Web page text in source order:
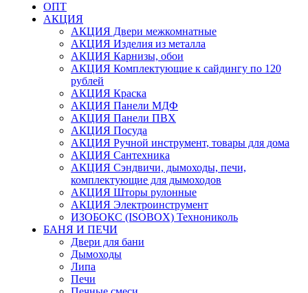
ОПТ
АКЦИЯ
АКЦИЯ Двери межкомнатные
АКЦИЯ Изделия из металла
АКЦИЯ Карнизы, обои
АКЦИЯ Комплектующие к сайдингу по 120
рублей
АКЦИЯ Краска
АКЦИЯ Панели МДФ
АКЦИЯ Панели ПВХ
АКЦИЯ Посуда
АКЦИЯ Ручной инструмент, товары для дома
АКЦИЯ Сантехника
АКЦИЯ Сэндвичи, дымоходы, печи,
комплектующие для дымоходов
АКЦИЯ Шторы рулонные
АКЦИЯ Электроинструмент
ИЗОБОКС (ISOBOX) Технониколь
БАНЯ И ПЕЧИ
Двери для бани
Дымоходы
Липа
Печи